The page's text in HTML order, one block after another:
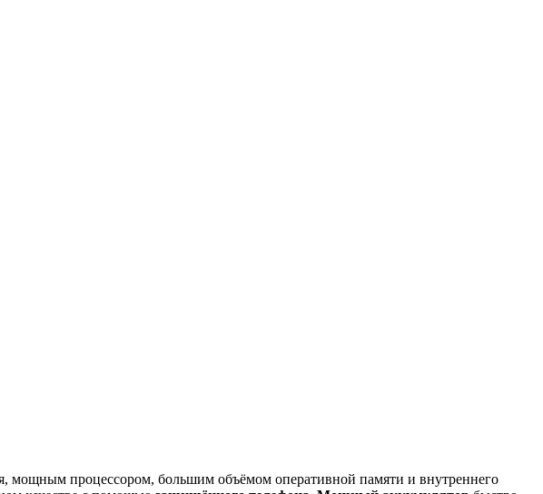
мощным процессором, большим объёмом оперативной памяти и внутреннего